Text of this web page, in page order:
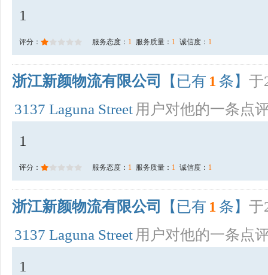
1
评分： 服务态度： 1 服务质量： 1 诚信度： 1
浙江新颜物流有限公司 【已有 1 条】 于
3137 Laguna Street 用户对他的一条点
1
评分： 服务态度： 1 服务质量： 1 诚信度： 1
浙江新颜物流有限公司 【已有 1 条】 于
3137 Laguna Street 用户对他的一条点
1